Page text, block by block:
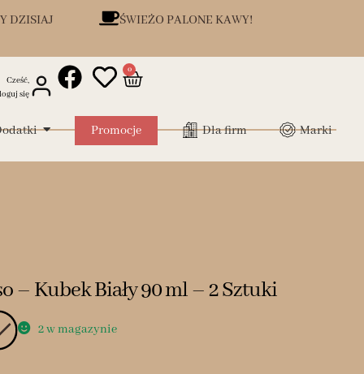
DZISIAJ ŚWIEŻO PALONE KAWY!
Cześć,
się
0
Promocje Dla firm Marki
– Kubek Biały 90 ml – 2 Sztuki
2 w magazynie